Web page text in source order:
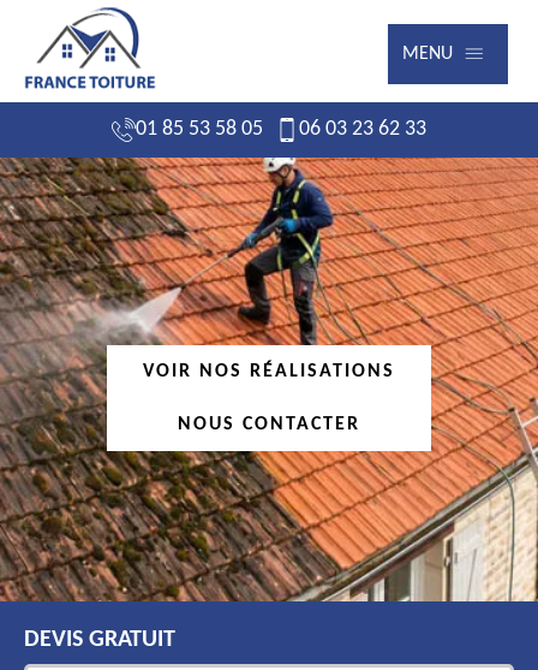
MENU
01 85 53 58 05 06 03 23 62 33
VOIR NOS RÉALISATIONS
NOUS CONTACTER
DEVIS GRATUIT